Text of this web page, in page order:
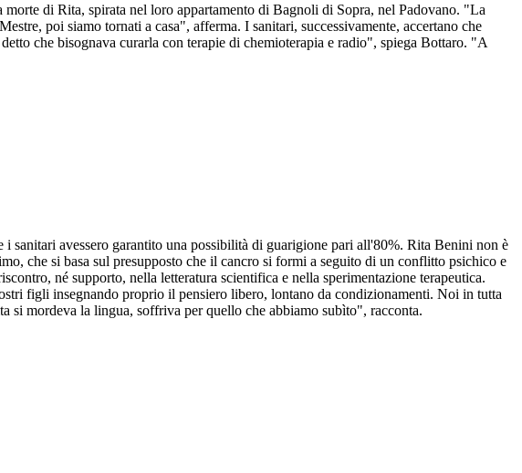
morte di Rita, spirata nel loro appartamento di Bagnoli di Sopra, nel Padovano. "La
poi siamo tornati a casa", afferma. I sanitari, successivamente, accertano che
che bisognava curarla con terapie di chemioterapia e radio", spiega Bottaro. "A
i sanitari avessero garantito una possibilità di guarigione pari all'80%. Rita Benini non è
che si basa sul presupposto che il cancro si formi a seguito di un conflitto psichico e
né supporto, nella letteratura scientifica e nella sperimentazione terapeutica.
figli insegnando proprio il pensiero libero, lontano da condizionamenti. Noi in tutta
si mordeva la lingua, soffriva per quello che abbiamo subìto", racconta.